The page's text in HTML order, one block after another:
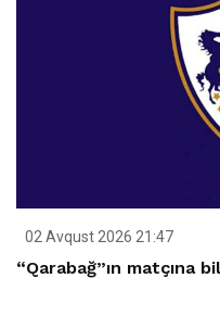
02 Avqust 2026 21:47
“Qarabağ”ın matçına